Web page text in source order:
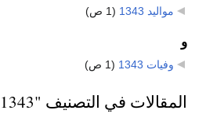
مواليد 1343 (1 ص)
و
وفيات 1343 (1 ص)
المقالات في التصنيف "1343"